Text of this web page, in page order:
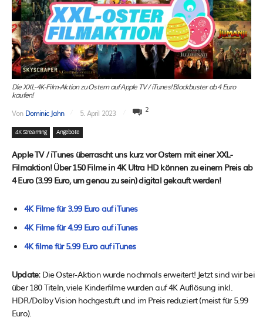
Die XXL-4K-Film-Aktion zu Ostern auf Apple TV / iTunes! Blockbuster ab 4 Euro
kaufen!
Von Dominic Jahn 5. April 2023 2
4K Streaming Angebote
Apple TV / iTunes überrascht uns kurz vor Ostern mit einer XXL-
Filmaktion! Über 150 Filme in 4K Ultra HD können zu einem Preis ab
4 Euro (3.99 Euro, um genau zu sein) digital gekauft werden!
4K Filme für 3.99 Euro auf iTunes
4K Filme für 4.99 Euro auf iTunes
4K filme für 5.99 Euro auf iTunes
Update:Die Oster-Aktion wurde nochmals erweitert! Jetzt sind wir bei
über 180 Titeln, viele Kinderfilme wurden auf 4K Auflösung inkl.
HDR/Dolby Vision hochgestuft und im Preis reduziert (meist für 5.99
Euro).